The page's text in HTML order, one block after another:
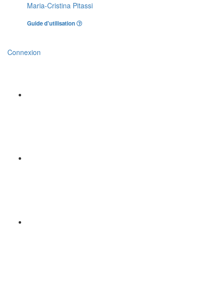
Maria-Cristina Pitassi
Guide d'utilisation
Connexion